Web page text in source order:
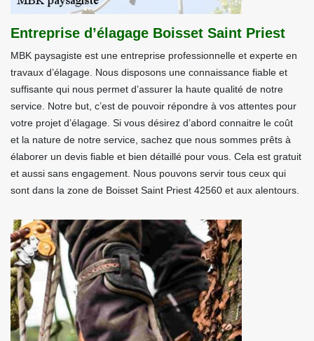
Entreprise d’élagage Boisset Saint Priest
MBK paysagiste est une entreprise professionnelle et experte en
travaux d’élagage. Nous disposons une connaissance fiable et
suffisante qui nous permet d’assurer la haute qualité de notre
service. Notre but, c’est de pouvoir répondre à vos attentes pour
votre projet d’élagage. Si vous désirez d’abord connaitre le coût
et la nature de notre service, sachez que nous sommes prêts à
élaborer un devis fiable et bien détaillé pour vous. Cela est gratuit
et aussi sans engagement. Nous pouvons servir tous ceux qui
sont dans la zone de Boisset Saint Priest 42560 et aux alentours.